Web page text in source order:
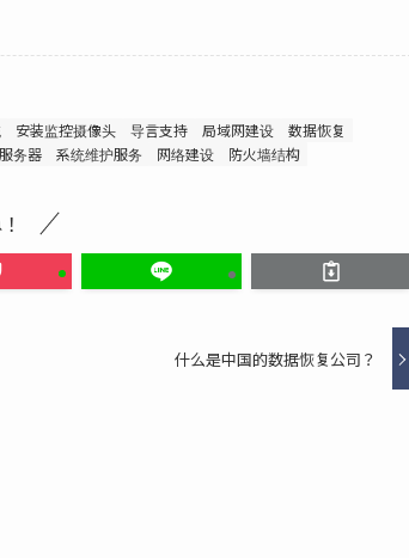
安装监控摄像头 导言支持 局域网建设
数据恢复
务器 系统维护服务 网络建设 防火墙结构
什么是中国的数据恢复公司？